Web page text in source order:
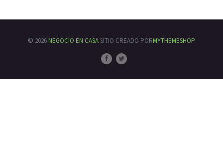
© 2026NEGOCIO EN CASASITIO CREADO PORMYTHEMESHOP